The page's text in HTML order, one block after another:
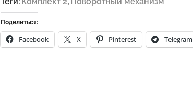
Поделиться:
Facebook X Pinterest Telegram